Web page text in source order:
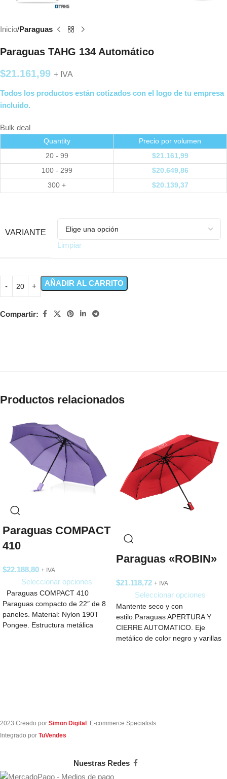
Inicio Paraguas
Paraguas TAHG 134 Automático
$21.161,99 + IVA
Todos los productos están cotizados con el logo de tu empresa
incluido.
Bulk deal
Quantity
Precio por volumen
20 - 99
$21.161,99
100 - 299
$20.649,86
300 +
$20.139,37
VARIANTE
Limpiar
AÑADIR AL CARRITO
Compartir:
Productos relacionados
Paraguas COMPACT
410
$22.188,80 + IVA
Seleccionar opciones
Paraguas COMPACT 410
Paraguas compacto de 22″ de 8
paneles. Material: Nylon 190T
Pongee. Estructura metálica
Paraguas «ROBIN»
$21.118,72 + IVA
Seleccionar opciones
Mantente seco y con
estilo.Paraguas APERTURA Y
CIERRE AUTOMATICO. Eje
metálico de color negro y varillas
2023 Creado por Simon Digital . E-commerce Specialists.
Integrado por TuVendes
Nuestras Redes